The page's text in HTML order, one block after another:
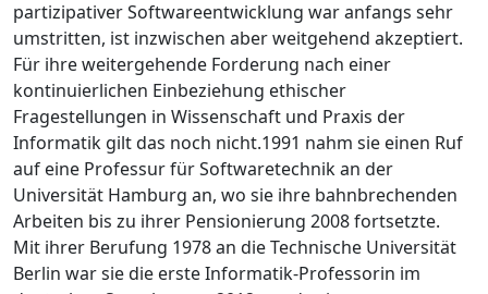
partizipativer Softwareentwicklung war anfangs sehr
umstritten, ist inzwischen aber weitgehend akzeptiert.
Für ihre weitergehende Forderung nach einer
kontinuierlichen Einbeziehung ethischer
Fragestellungen in Wissenschaft und Praxis der
Informatik gilt das noch nicht.1991 nahm sie einen Ruf
auf eine Professur für Softwaretechnik an der
Universität Hamburg an, wo sie ihre bahnbrechenden
Arbeiten bis zu ihrer Pensionierung 2008 fortsetzte.
Mit ihrer Berufung 1978 an die Technische Universität
Berlin war sie die erste Informatik-Professorin im